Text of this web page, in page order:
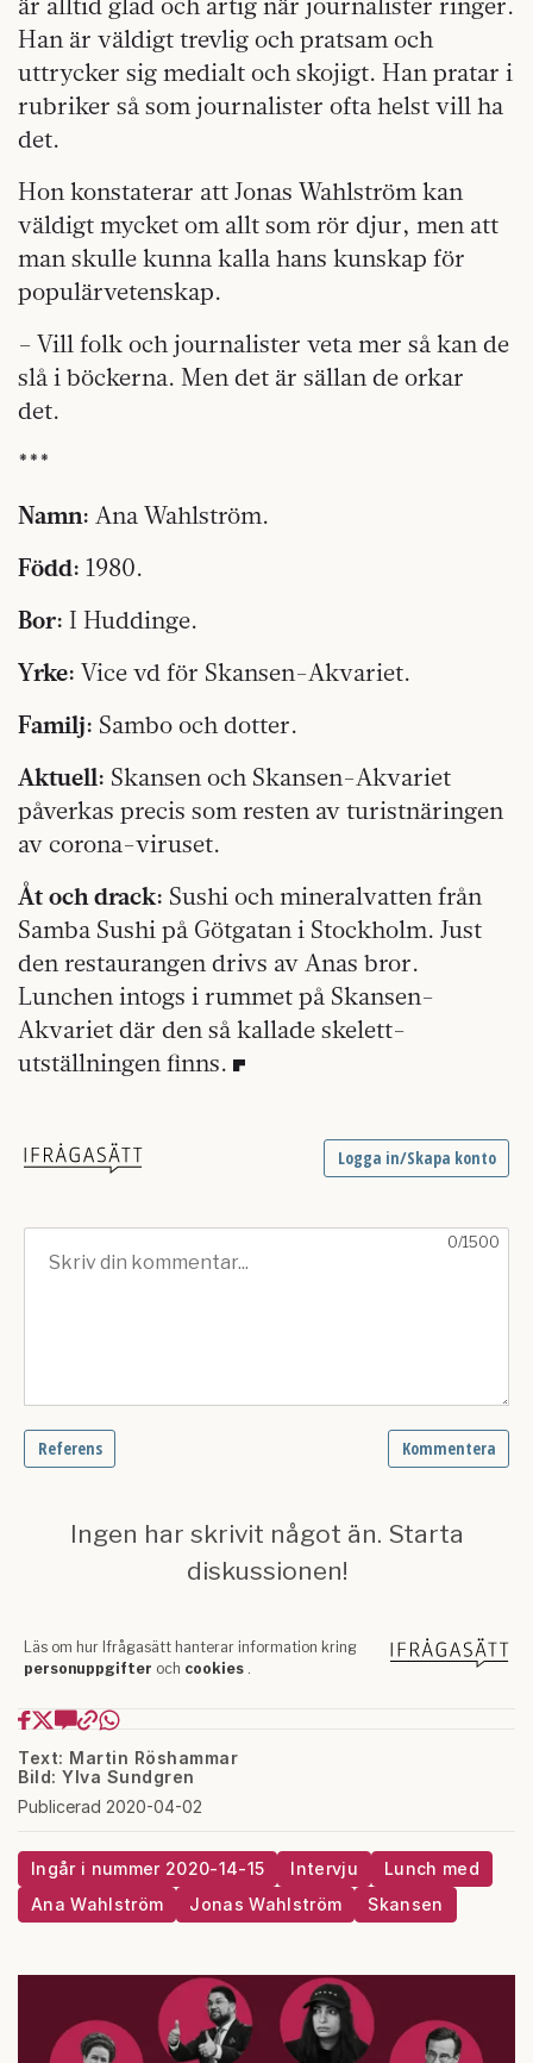
Han är väldigt trevlig och pratsam och
uttrycker sig medialt och skojigt. Han pratar i
rubriker så som journalister ofta helst vill ha
det.
Hon konstaterar att Jonas Wahlström kan
väldigt mycket om allt som rör djur, men att
man skulle kunna kalla hans kunskap för
populärvetenskap.
– Vill folk och journalister veta mer så kan de
slå i böckerna. Men det är sällan de orkar
det.
***
Namn: Ana Wahlström.
Född: 1980.
Bor: I Huddinge.
Yrke: Vice vd för Skansen-Akvariet.
Familj: Sambo och dotter.
Aktuell: Skansen och Skansen-Akvariet
påverkas precis som resten av turistnäringen
av corona-viruset.
Åt och drack: Sushi och mineralvatten från
Samba Sushi på Götgatan i Stockholm. Just
den restaurangen drivs av Anas bror.
Lunchen intogs i rummet på Skansen-
Akvariet där den så kallade skelett-
utställningen finns.
Text: Martin Röshammar
Bild: Ylva Sundgren
Publicerad 2020-04-02
Ingår i nummer 2020-14-15 Intervju
Lunch med
Ana Wahlström
Jonas Wahlström Skansen